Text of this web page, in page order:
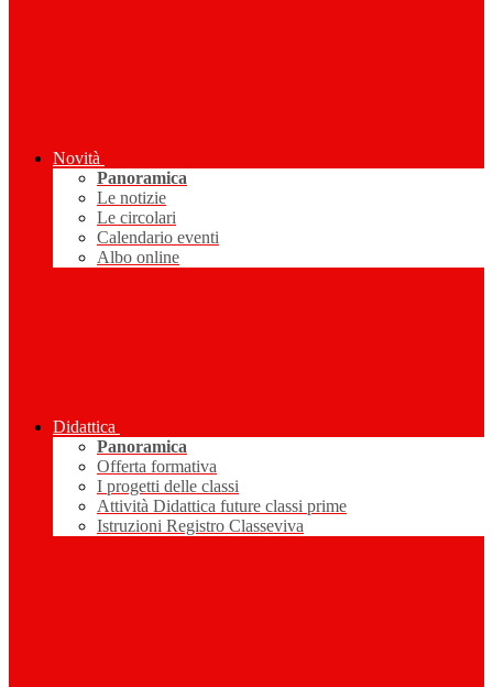
Novità
Panoramica
Le notizie
Le circolari
Calendario eventi
Albo online
Didattica
Panoramica
Offerta formativa
I progetti delle classi
Attività Didattica future classi prime
Istruzioni Registro Classeviva